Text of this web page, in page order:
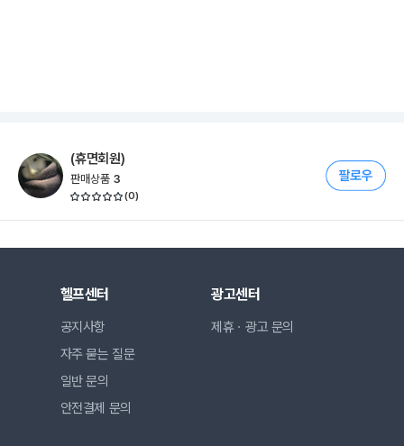
(휴면회원)
판매상품 3
(0)
헬프센터
공지사항
자주 묻는 질문
일반 문의
안전결제 문의
광고센터
제휴ㆍ광고 문의